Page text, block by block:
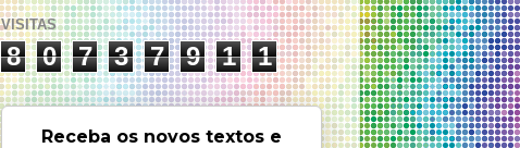
VISITAS
8 0 7 3 7 9 1 1
Receba os novos textos e